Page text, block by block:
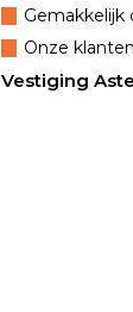
Gemakkelijk
Onze
Vestiging